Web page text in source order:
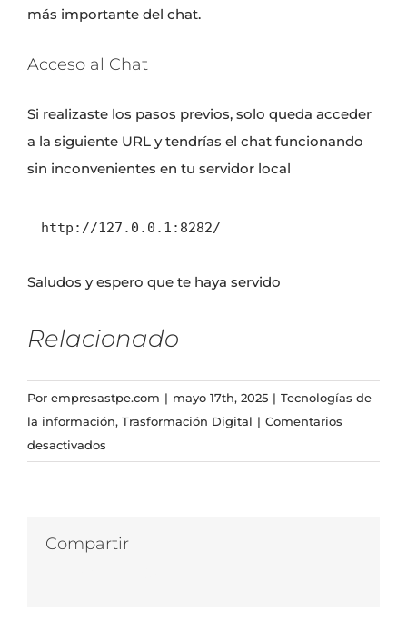
más importante del chat.
Acceso al Chat
Si realizaste los pasos previos, solo queda acceder
a la siguiente URL y tendrías el chat funcionando
sin inconvenientes en tu servidor local
http://127.0.0.1:8282/
Saludos y espero que te haya servido
Relacionado
Por empresastpe.com | mayo 17th, 2025 | Tecnologías de
la información, Trasformación Digital | Comentarios
desactivados
con
Compartir